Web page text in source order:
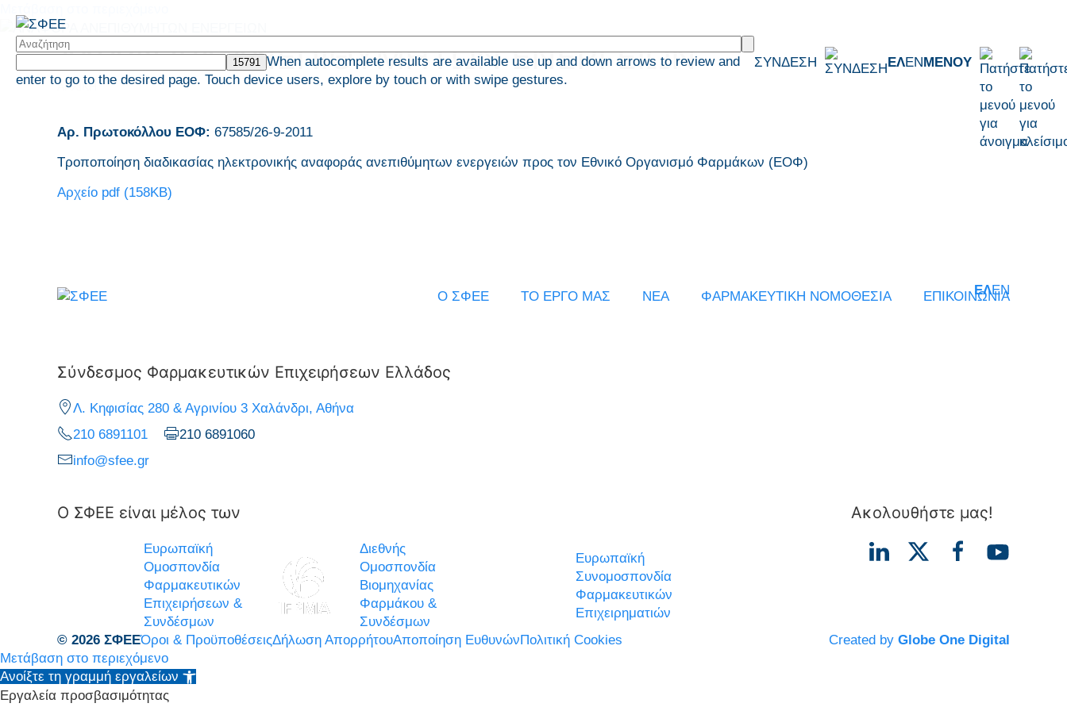
When autocomplete results are available use up and down arrows to review and
enter to go to the desired page. Touch device users, explore by touch or with swipe gestures.
ΣΥΝΔΕΣΗ ΕΛEN ΜΕΝΟΥ
ΑΝΑΦΟΡΑ ΑΝΕΠΙΘΥΜΗΤΩΝ ΕΝΕΡΓΕΙΩΝ
ΑΡΧΙΚΗ
Αρ. Πρωτοκόλλου ΕΟΦ: 67585/26-9-2011
Τροποποίηση διαδικασίας ηλεκτρονικής αναφοράς ανεπιθύμητων ενεργειών προς τον Εθνικό Οργανισμό Φαρμάκων (ΕΟΦ)
Αρχείο pdf (158KB)
ΕΛEN
Ο ΣΦΕΕ ΤΟ ΕΡΓΟ ΜΑΣ ΝΕΑ ΦΑΡΜΑΚΕΥΤΙΚΗ ΝΟΜΟΘΕΣΙΑ ΕΠΙΚΟΙΝΩΝΙΑ
Σύνδεσμος Φαρμακευτικών Επιχειρήσεων Ελλάδος
Λ. Κηφισίας 280 & Αγρινίου 3 Χαλάνδρι, Αθήνα
210 6891101
210 6891060
info@sfee.gr
Ο ΣΦΕΕ είναι μέλος των
Ευρωπαϊκή
Ομοσπονδία
Φαρμακευτικών
Επιχειρήσεων &
Συνδέσμων
Διεθνής
Ομοσπονδία
Βιομηχανίας
Φαρμάκου &
Συνδέσμων
Ευρωπαϊκή
Συνομοσπονδία
Φαρμακευτικών
Επιχειρηματιών
Ακολουθήστε μας!
© 2026 ΣΦΕΕΌροι & ΠροϋποθέσειςΔήλωση ΑπορρήτουΑποποίηση ΕυθυνώνΠολιτική Cookies Created by Globe One Digital
Μετάβαση στο περιεχόμενο
Ανοίξτε τη γραμμή εργαλείων
Εργαλεία προσβασιμότητας